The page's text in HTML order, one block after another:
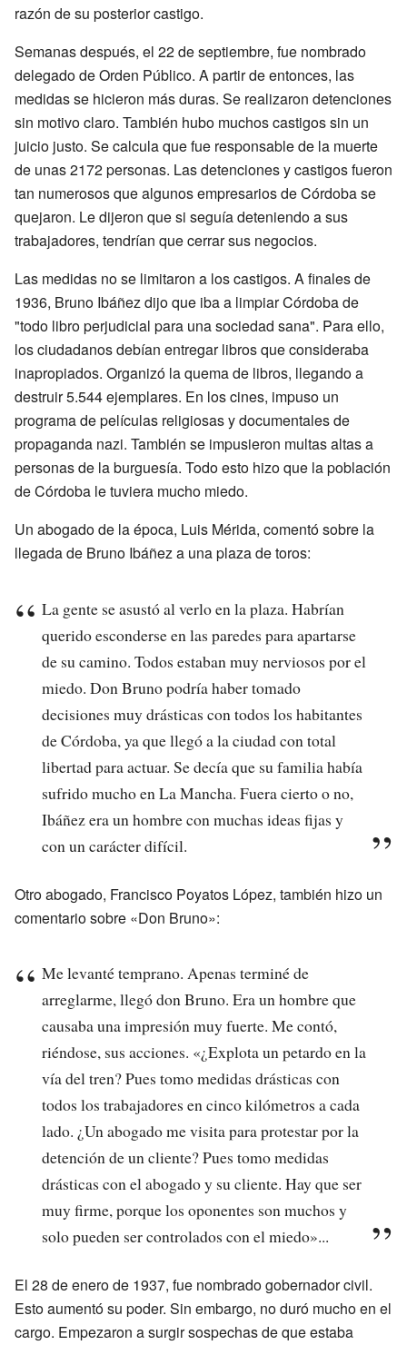
razón de su posterior castigo.
Semanas después, el 22 de septiembre, fue nombrado
delegado de Orden Público. A partir de entonces, las
medidas se hicieron más duras. Se realizaron detenciones
sin motivo claro. También hubo muchos castigos sin un
juicio justo. Se calcula que fue responsable de la muerte
de unas 2172 personas. Las detenciones y castigos fueron
tan numerosos que algunos empresarios de Córdoba se
quejaron. Le dijeron que si seguía deteniendo a sus
trabajadores, tendrían que cerrar sus negocios.
Las medidas no se limitaron a los castigos. A finales de
1936, Bruno Ibáñez dijo que iba a limpiar Córdoba de
"todo libro perjudicial para una sociedad sana". Para ello,
los ciudadanos debían entregar libros que consideraba
inapropiados. Organizó la quema de libros, llegando a
destruir 5.544 ejemplares. En los cines, impuso un
programa de películas religiosas y documentales de
propaganda nazi. También se impusieron multas altas a
personas de la burguesía. Todo esto hizo que la población
de Córdoba le tuviera mucho miedo.
Un abogado de la época, Luis Mérida, comentó sobre la
llegada de Bruno Ibáñez a una plaza de toros:
La gente se asustó al verlo en la plaza. Habrían
querido esconderse en las paredes para apartarse
de su camino. Todos estaban muy nerviosos por el
miedo. Don Bruno podría haber tomado
decisiones muy drásticas con todos los habitantes
de Córdoba, ya que llegó a la ciudad con total
libertad para actuar. Se decía que su familia había
sufrido mucho en La Mancha. Fuera cierto o no,
Ibáñez era un hombre con muchas ideas fijas y
con un carácter difícil.
Otro abogado, Francisco Poyatos López, también hizo un
comentario sobre «Don Bruno»:
Me levanté temprano. Apenas terminé de
arreglarme, llegó don Bruno. Era un hombre que
causaba una impresión muy fuerte. Me contó,
riéndose, sus acciones. «¿Explota un petardo en la
vía del tren? Pues tomo medidas drásticas con
todos los trabajadores en cinco kilómetros a cada
lado. ¿Un abogado me visita para protestar por la
detención de un cliente? Pues tomo medidas
drásticas con el abogado y su cliente. Hay que ser
muy firme, porque los oponentes son muchos y
solo pueden ser controlados con el miedo»...
El 28 de enero de 1937, fue nombrado gobernador civil.
Esto aumentó su poder. Sin embargo, no duró mucho en el
cargo. Empezaron a surgir sospechas de que estaba